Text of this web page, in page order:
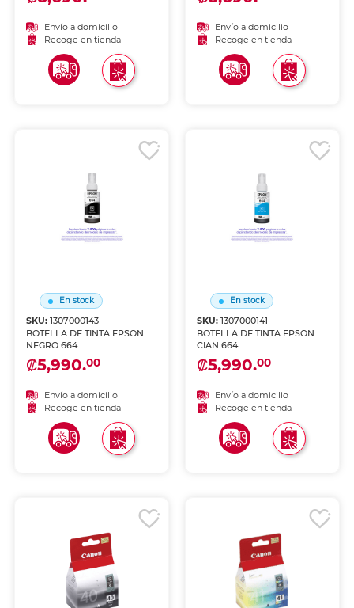
Envío a domicilio
Recoge en tienda
Envío a domicilio
Recoge en tienda
En stock
SKU:1307000143
BOTELLA DE TINTA EPSON
NEGRO 664
₡5,990.00
Envío a domicilio
Recoge en tienda
En stock
SKU: 1307000141
BOTELLA DE TINTA EPSON
CIAN 664
₡5,990.00
Envío a domicilio
Recoge en tienda